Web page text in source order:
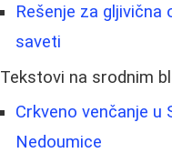
Rešenje za gljivična
saveti
Tekstovi na srodnim
Crkveno venčanje u
Nedoumice